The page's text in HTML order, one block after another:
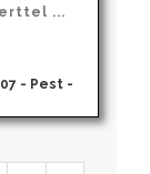
...
- Pest -